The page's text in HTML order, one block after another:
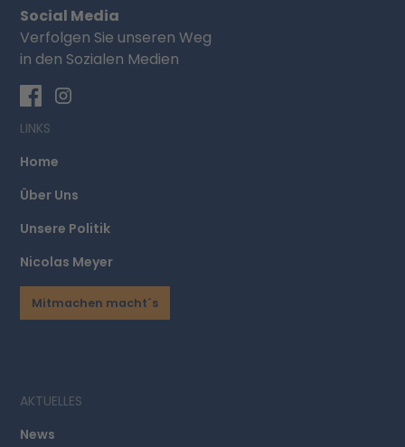
Social Media
Verfolgen Sie unseren Weg
in den Sozialen Medien
AKTUELLES
News
LINKS
Home
Über Uns
Unsere Politik
Nicolas Meyer
Mitmachen macht´s